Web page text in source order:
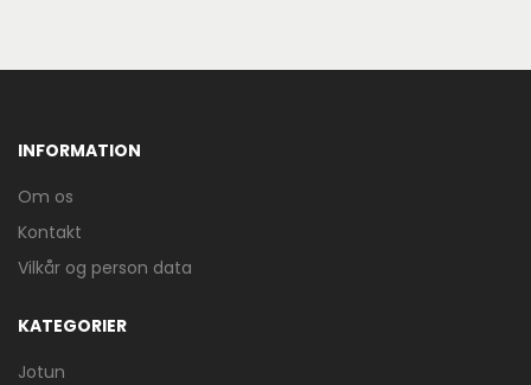
INFORMATION
Om os
Kontakt
Vilkår og person data
KATEGORIER
Jotun